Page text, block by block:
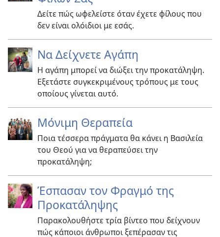
Δείτε πώς ωφελείστε όταν έχετε φίλους που
δεν είναι ολόιδιοι με εσάς.
Να Δείχνετε Αγάπη
Η αγάπη μπορεί να διώξει την προκατάληψη.
Εξετάστε συγκεκριμένους τρόπους με τους
οποίους γίνεται αυτό.
Μόνιμη Θεραπεία
Ποια τέσσερα πράγματα θα κάνει η Βασιλεία
του Θεού για να θεραπεύσει την
προκατάληψη;
Έσπασαν τον Φραγμό της
Προκατάληψης
Παρακολουθήστε τρία βίντεο που δείχνουν
πώς κάποιοι άνθρωποι ξεπέρασαν τις